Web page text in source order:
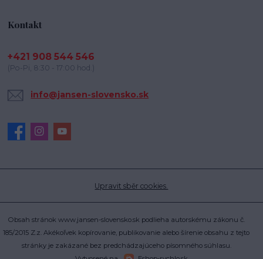
Kontakt
+421 908 544 546
(Po-Pi, 8:30 - 17:00 hod.)
info@jansen-slovensko.sk
Upravit sběr cookies.
Obsah stránok www.jansen-slovensko.sk podlieha autorskému zákonu č.
185/2015 Z.z. Akékoľvek kopírovanie, publikovanie alebo šírenie obsahu z tejto
stránky je zakázané bez predchádzajúceho písomného súhlasu.